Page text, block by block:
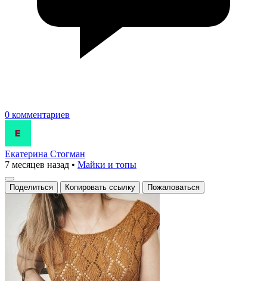
0 комментариев
Екатерина Стогман
7 месяцев назад • Майки и топы
Поделиться Копировать ссылку Пожаловаться